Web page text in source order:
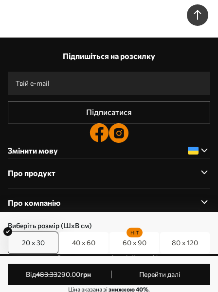
Виберіть розмір (ШхВ см)
20 x 30 40 x 60 60 x 90
HIT
80 x 120
від483.33290.00грн Перейти далі
Ціна вказана зізнижкою 40%.
Підпишіться на розсилку
Підписатися
Змінити мову
Про продукт
Про компанію
0800357223
Редагування дозволів на файли cookie
© 2011-2026 Art-holst. Усі права захищені. Власник:
ТОВ “КЛЄВЄР”. Код ЄДРПОУ: 31780602.